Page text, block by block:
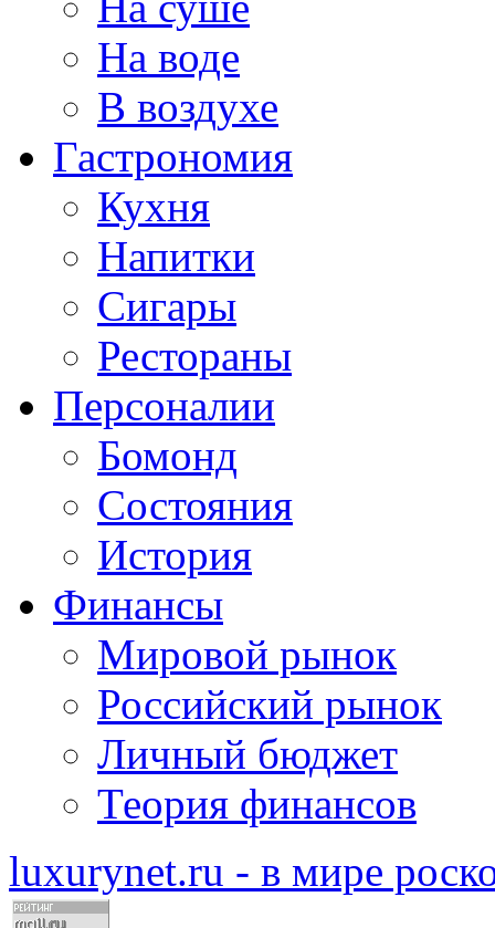
На воде
В воздухе
Гастрономия
Кухня
Напитки
Сигары
Рестораны
Персоналии
Бомонд
Состояния
История
Финансы
Мировой рынок
Российский рынок
Личный бюджет
Теория финансов
luxurynet.ru - в мире